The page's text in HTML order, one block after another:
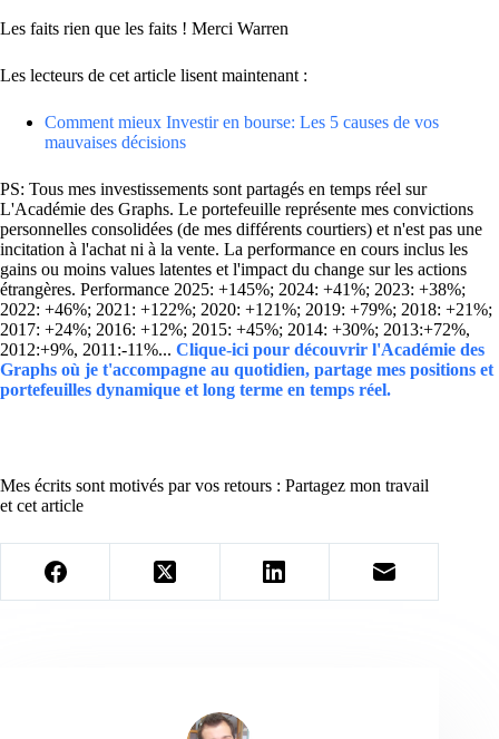
Les faits rien que les faits ! Merci Warren
Les lecteurs de cet article lisent maintenant :
Comment mieux Investir en bourse: Les 5 causes de vos
mauvaises décisions
PS: Tous mes investissements sont partagés en temps réel sur
L'Académie des Graphs. Le portefeuille représente mes convictions
personnelles consolidées (de mes différents courtiers) et n'est pas une
incitation à l'achat ni à la vente. La performance en cours inclus les
gains ou moins values latentes et l'impact du change sur les actions
étrangères. Performance 2025: +145%; 2024: +41%; 2023: +38%;
2022: +46%; 2021: +122%; 2020: +121%; 2019: +79%; 2018: +21%;
2017: +24%; 2016: +12%; 2015: +45%; 2014: +30%; 2013:+72%,
2012:+9%, 2011:-11%... Clique-ici pour découvrir l'Académie des
Graphs où je t'accompagne au quotidien, partage mes positions et
portefeuilles dynamique et long terme en temps réel.
Mes écrits sont motivés par vos retours : Partagez mon travail
et cet article